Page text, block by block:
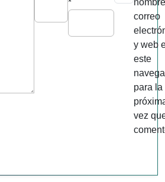
correo
y web
este
para la
vez